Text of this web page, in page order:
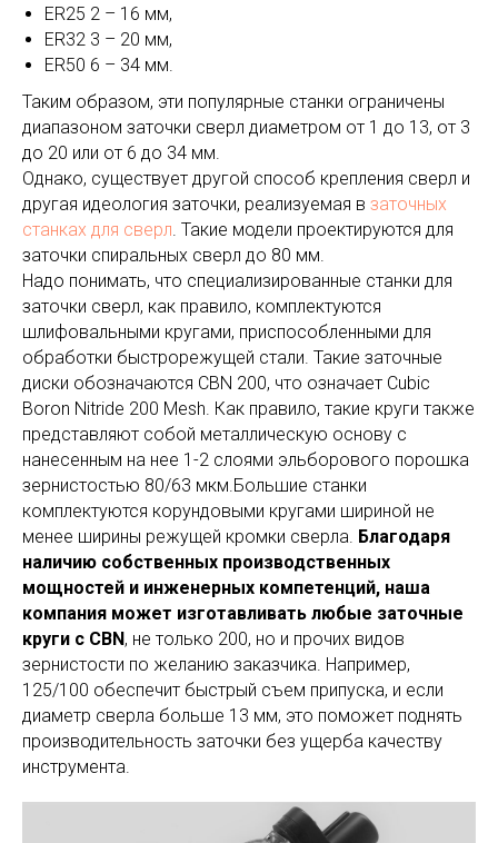
ER25 2 – 16 мм,
ER32 3 – 20 мм,
ER50 6 – 34 мм.
Таким образом, эти популярные станки ограничены
диапазоном заточки сверл диаметром от 1 до 13, от 3
до 20 или от 6 до 34 мм.
Однако, существует другой способ крепления сверл и
другая идеология заточки, реализуемая в заточных
станках для сверл. Такие модели проектируются для
заточки спиральных сверл до 80 мм.
Надо понимать, что специализированные станки для
заточки сверл, как правило, комплектуются
шлифовальными кругами, приспособленными для
обработки быстрорежущей стали. Такие заточные
диски обозначаются CBN 200, что означает Cubic
Boron Nitride 200 Mesh. Как правило, такие круги также
представляют собой металлическую основу с
нанесенным на нее 1-2 слоями эльборового порошка
зернистостью 80/63 мкм.Большие станки
комплектуются корундовыми кругами шириной не
менее ширины режущей кромки сверла. Благодаря
наличию собственных производственных
мощностей и инженерных компетенций, наша
компания может изготавливать любые заточные
круги c CBN, не только 200, но и прочих видов
зернистости по желанию заказчика. Например,
125/100 обеспечит быстрый съем припуска, и если
диаметр сверла больше 13 мм, это поможет поднять
производительность заточки без ущерба качеству
инструмента.